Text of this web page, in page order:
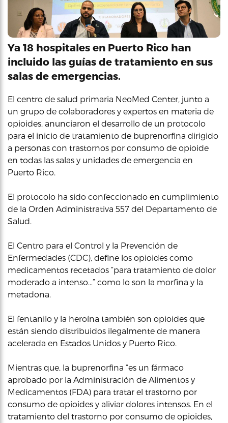
Ya 18 hospitales en Puerto Rico han
incluido las guías de tratamiento en sus
salas de emergencias.
El centro de salud primaria NeoMed Center, junto a
un grupo de colaboradores y expertos en materia de
opioides, anunciaron el desarrollo de un protocolo
para el inicio de tratamiento de buprenorfina dirigido
a personas con trastornos por consumo de opioide
en todas las salas y unidades de emergencia en
Puerto Rico.
El protocolo ha sido confeccionado en cumplimiento
de la Orden Administrativa 557 del Departamento de
Salud.
El Centro para el Control y la Prevención de
Enfermedades (CDC), define los opioides como
medicamentos recetados “para tratamiento de dolor
moderado a intenso…” como lo son la morfina y la
metadona.
El fentanilo y la heroína también son opioides que
están siendo distribuidos ilegalmente de manera
acelerada en Estados Unidos y Puerto Rico.
Mientras que, la buprenorfina “es un fármaco
aprobado por la Administración de Alimentos y
Medicamentos (FDA) para tratar el trastorno por
consumo de opioides y aliviar dolores intensos. En el
tratamiento del trastorno por consumo de opioides,